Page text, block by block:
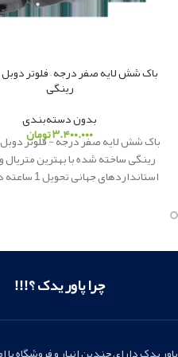
رینگی
بدون دسته‌بندی
۳.۴۰۰.۰۰۰تومان
رینگی ساخته شده با بهترین متریال
استانداردهای
چرا پاور یدک ؟!!!